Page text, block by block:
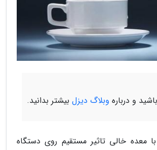
و درباره وبلاگ دیزل بیشتر بدانید.
معده خالی تاثیر مستقیم روی دستگاه